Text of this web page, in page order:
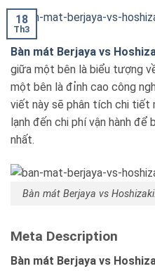
Bảng giá 2026
Ứng dụng
Blog kiến thức
Liên hệ
18
Th3
Bàn mát Berjaya vs
giữa một bên là biểu tượng
một bên là đỉnh cao công
viết này sẽ phân tích chi tiết
lạnh đến chi phí vận hành để
nhất.
Bàn mát Berjaya vs
Meta Description
Bàn mát Berjaya vs